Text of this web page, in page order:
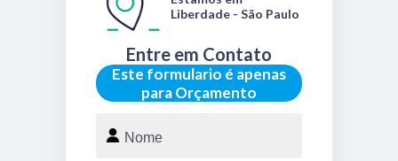
Este formulario é apenas
para Orçamento
Entre em Contato
Liberdade - São Paulo